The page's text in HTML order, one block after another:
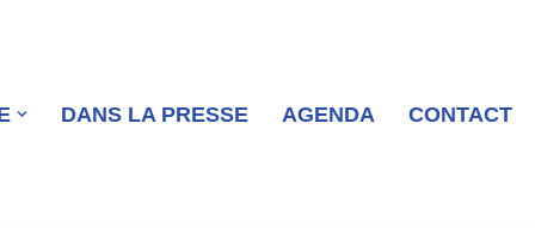
DANS LA PRESSE AGENDA CONTACT